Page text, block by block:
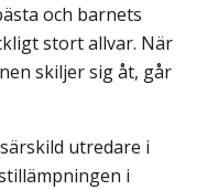
och barnets
stort allvar. När
skiljer sig åt, går
utredare i
i